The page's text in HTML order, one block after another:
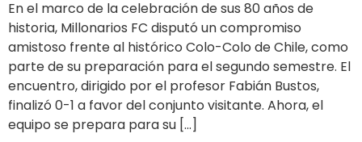
En el marco de la celebración de sus 80 años de
historia, Millonarios FC disputó un compromiso
amistoso frente al histórico Colo-Colo de Chile, como
parte de su preparación para el segundo semestre. El
encuentro, dirigido por el profesor Fabián Bustos,
finalizó 0-1 a favor del conjunto visitante. Ahora, el
equipo se prepara para su […]